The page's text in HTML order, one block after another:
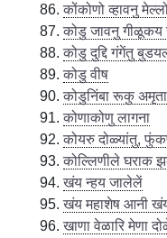
कोंकोणो व्हावनु
कोडु जावनु
कोडु दुद्दि गंगेंतु
कोडु वीष
कोडुनिंबा रूकु
कोणाकोणु लागना
कोयरु दोळ्यांतु,
कोल्लिणीले घराक
खंय न्हय जालेलें
खंय महाशेष आनी
खाणा वेळारि मेणा